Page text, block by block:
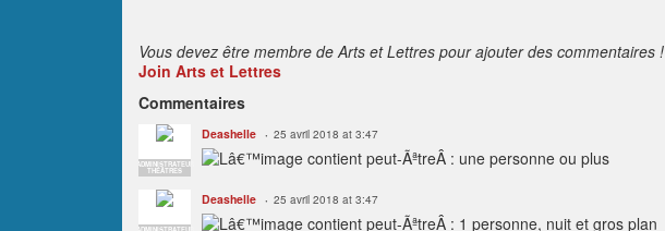
Vous devez être membre de Arts et Lettres pour ajouter des commentaires !
Join Arts et Lettres
Commentaires
ADMINISTRATEUR
THÉÂTRES
Deashelle 25 avril 2018 at 3:47
ADMINISTRATEUR
Deashelle 25 avril 2018 at 3:47